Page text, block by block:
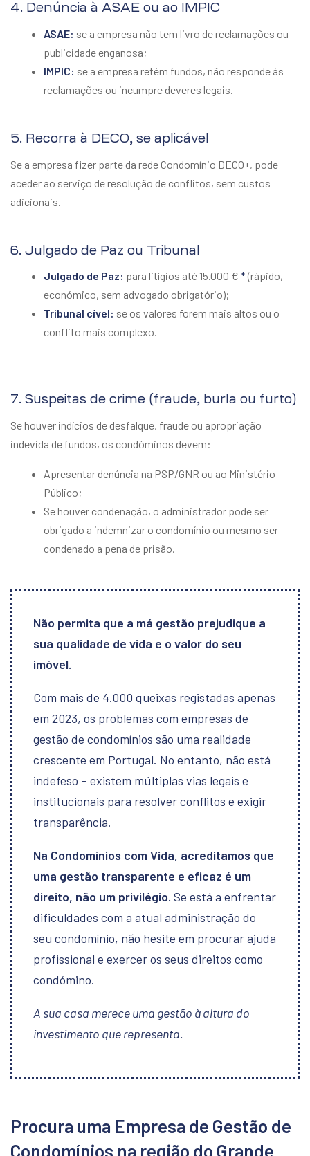
4. Denúncia à ASAE ou ao IMPIC
ASAE: se a empresa não tem livro de reclamações ou
publicidade enganosa;
IMPIC: se a empresa retém fundos, não responde às
reclamações ou incumpre deveres legais.
5. Recorra à DECO, se aplicável
Se a empresa fizer parte da rede Condomínio DECO+, pode
aceder ao serviço de resolução de conflitos, sem custos
adicionais.
6. Julgado de Paz ou Tribunal
Julgado de Paz: para litígios até 15.000 € *(rápido,
económico, sem advogado obrigatório);
Tribunal cível: se os valores forem mais altos ou o
conflito mais complexo.
7. Suspeitas de crime (fraude, burla ou furto)
Se houver indícios de desfalque, fraude ou apropriação
indevida de fundos, os condóminos devem:
Apresentar denúncia na PSP/GNR ou ao Ministério
Público;
Se houver condenação, o administrador pode ser
obrigado a indemnizar o condomínio ou mesmo ser
condenado a pena de prisão.
Não permita que a má gestão prejudique a
sua qualidade de vida e o valor do seu
imóvel.
Com mais de 4.000 queixas registadas apenas
em 2023, os problemas com empresas de
gestão de condomínios são uma realidade
crescente em Portugal. No entanto, não está
indefeso – existem múltiplas vias legais e
institucionais para resolver conflitos e exigir
transparência.
Na Condomínios com Vida, acreditamos que
uma gestão transparente e eficaz é um
direito, não um privilégio. Se está a enfrentar
dificuldades com a atual administração do
seu condomínio, não hesite em procurar ajuda
profissional e exercer os seus direitos como
condómino.
A sua casa merece uma gestão à altura do
investimento que representa.
Procura uma Empresa de Gestão de
Condomínios na região do Grande